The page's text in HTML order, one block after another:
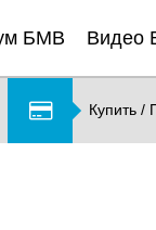
БМВ Видео
Купить /